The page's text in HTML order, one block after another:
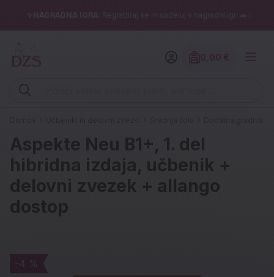
✨NAGRADNA IGRA : Registriraj se in sodeluj v nagradni igri 🚗✨
Vpišite iskalni niz (šolski zvezek, pero, kartuše ...)
Aspekte Neu B1+, 1. del
hibridna izdaja, učbenik +
delovni zvezek + allango
dostop
-4 %